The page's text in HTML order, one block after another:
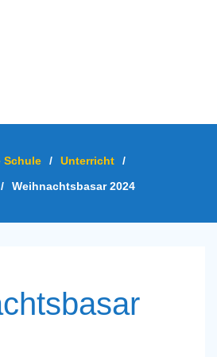
Schule / Unterricht
/
/ Weihnachtsbasar 2024